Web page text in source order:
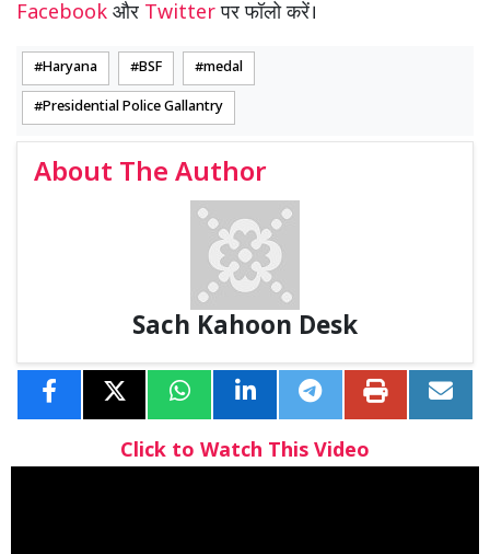
Facebook और Twitterपर फॉलो करें।
Haryana BSF medal
Presidential Police Gallantry
About The Author
Sach Kahoon Desk
Click to Watch This Video